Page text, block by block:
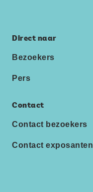
Direct naar
Bezoekers
Pers
Contact
Contact bezoekers
Contact exposanten